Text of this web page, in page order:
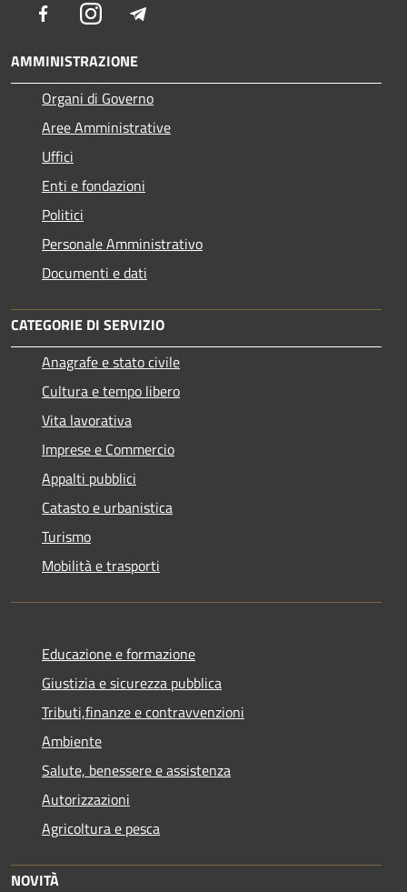
FacebookInstagram
AMMINISTRAZIONE
Organi di Governo
Aree Amministrative
Uffici
Enti e fondazioni
Politici
Personale Amministrativo
Documenti e dati
CATEGORIE DI SERVIZIO
Anagrafe e stato civile
Cultura e tempo libero
Vita lavorativa
Imprese e Commercio
Appalti pubblici
Catasto e urbanistica
Turismo
Mobilità e trasporti
Educazione e formazione
Giustizia e sicurezza pubblica
Tributi,finanze e contravvenzioni
Ambiente
Salute, benessere e assistenza
Autorizzazioni
Agricoltura e pesca
NOVITÀ